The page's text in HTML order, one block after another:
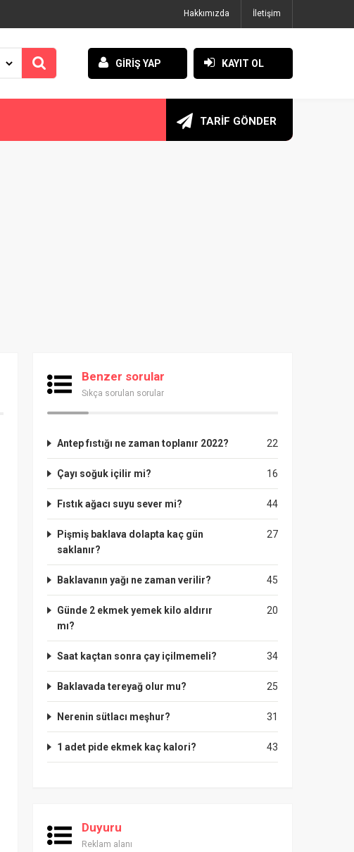
Hakkımızda İletişim
GİRİŞ YAP KAYIT OL
TARİF GÖNDER
Benzer sorular
Sıkça sorulan sorular
22
Antep fıstığı ne zaman toplanır 2022?
16
Çayı soğuk içilir mi?
44
Fıstık ağacı suyu sever mi?
27
Pişmiş baklava dolapta kaç gün
saklanır?
45
Baklavanın yağı ne zaman verilir?
20
Günde 2 ekmek yemek kilo aldırır
mı?
34
Saat kaçtan sonra çay içilmemeli?
25
Baklavada tereyağ olur mu?
31
Nerenin sütlacı meşhur?
43
1 adet pide ekmek kaç kalori?
Duyuru
Reklam alanı